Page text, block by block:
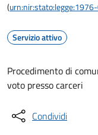
(
Servizio attivo
Procedimento di
voto presso carceri
Condividi